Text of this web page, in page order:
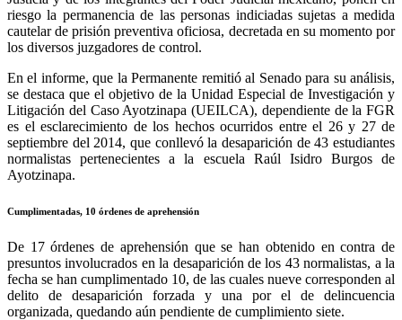
riesgo la permanencia de las personas indiciadas sujetas a medida
cautelar de prisión preventiva oficiosa, decretada en su momento por
los diversos juzgadores de control.
En el informe, que la Permanente remitió al Senado para su análisis,
se destaca que el objetivo de la Unidad Especial de Investigación y
Litigación del Caso Ayotzinapa (UEILCA), dependiente de la FGR
es el esclarecimiento de los hechos ocurridos entre el 26 y 27 de
septiembre del 2014, que conllevó la desaparición de 43 estudiantes
normalistas pertenecientes a la escuela Raúl Isidro Burgos de
Ayotzinapa.
Cumplimentadas, 10 órdenes de aprehensión
De 17 órdenes de aprehensión que se han obtenido en contra de
presuntos involucrados en la desaparición de los 43 normalistas, a la
fecha se han cumplimentado 10, de las cuales nueve corresponden al
delito de desaparición forzada y una por el de delincuencia
organizada, quedando aún pendiente de cumplimiento siete.